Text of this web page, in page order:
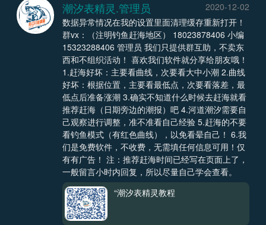
潮汐表精灵.管理员
2020-12-02
数据异常情况在我的设置里面清理缓存重新打开！
群vx：（注明钓鱼赶海地区） 18023878406 小编
15323288406 管理员 我们只提供群互助，不卖东
西和不组织活动！ 喜欢我们软件就分享给朋友哦！
1.赶海好坏：主要看曲线，次要看大中小潮 2.曲线
好坏：根据位置，主要看最低点，次要看落差，最
低点后准备涨潮 3.确实不知道什么时候去赶海就看
推荐赶海（日期旁边的潮报）吧 4.河道潮汐需要自
己观察进行调整，准不准看自己经验 5.赶海的不要
看钓鱼模式（有红色曲线），以免看晕自己！ 6.我
们是免费软件，不收费，无需填任何信息可用！仅
有有广告！ 注：推荐赶海时间已经写在页面上了，
一般留言小时内回复，所以尽量自己学会查看。
“潮汐表精灵教程